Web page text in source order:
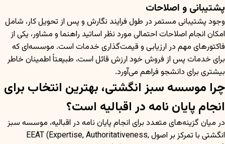
پشتیبانی و اصلاحات
وجود پشتیبانی مستمر در طول فرایند نگارش و پس از تحویل کار، شامل
امکان انجام اصلاحات احتمالی مورد نظر اساتید راهنما و مشاور، یکی از
فاکتورهای مهم در ارزیابی و قیمت‌گذاری خدمات است. موسسه‌ای که
برای خدمات پس از فروش خود ارزش قائل است، طبیعتاً اطمینان خاطر
بیشتری برای دانشجو فراهم می‌آورد.
چرا موسسه سبز انگشتی، بهترین انتخاب برای
انجام پایان نامه در اقبالیه است؟
در میان گزینه‌های متعدد برای انجام پایان نامه در اقبالیه، موسسه سبز
انگشتی با تمرکز بر اصول EEAT (Expertise, Authoritativeness,